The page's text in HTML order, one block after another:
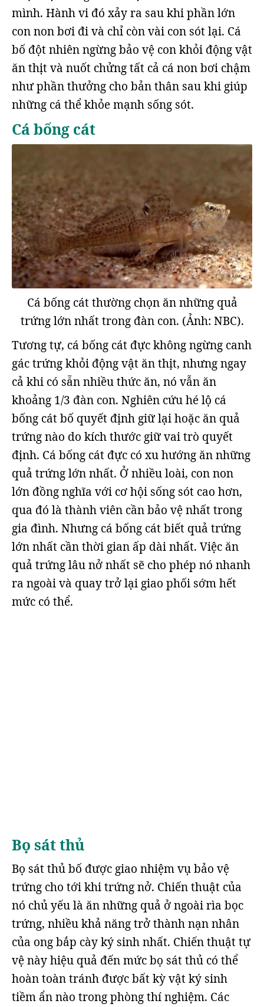
mình. Hành vi đó xảy ra sau khi phần lớn
con non bơi đi và chỉ còn vài con sót lại. Cá
bố đột nhiên ngừng bảo vệ con khỏi động vật
ăn thịt và nuốt chửng tất cả cá non bơi chậm
như phần thưởng cho bản thân sau khi giúp
những cá thể khỏe mạnh sống sót.
Cá bống cát
Cá bống cát thường chọn ăn những quả
trứng lớn nhất trong đàn con. (Ảnh: NBC).
Tương tự, cá bống cát đực không ngừng canh
gác trứng khỏi động vật ăn thịt, nhưng ngay
cả khi có sẵn nhiều thức ăn, nó vẫn ăn
khoảng 1/3 đàn con. Nghiên cứu hé lộ cá
bống cát bố quyết định giữ lại hoặc ăn quả
trứng nào do kích thước giữ vai trò quyết
định. Cá bống cát đực có xu hướng ăn những
quả trứng lớn nhất. Ở nhiều loài, con non
lớn đồng nghĩa với cơ hội sống sót cao hơn,
qua đó là thành viên cần bảo vệ nhất trong
gia đình. Nhưng cá bống cát biết quả trứng
lớn nhất cần thời gian ấp dài nhất. Việc ăn
quả trứng lâu nở nhất sẽ cho phép nó nhanh
ra ngoài và quay trở lại giao phối sớm hết
mức có thể.
Bọ sát thủ
Bọ sát thủ bố được giao nhiệm vụ bảo vệ
trứng cho tới khi trứng nở. Chiến thuật của
nó chủ yếu là ăn những quả ở ngoài rìa bọc
trứng, nhiều khả năng trở thành nạn nhân
của ong bắp cày ký sinh nhất. Chiến thuật tự
vệ này hiệu quả đến mức bọ sát thủ có thể
hoàn toàn tránh được bất kỳ vật ký sinh
tiềm ẩn nào trong phòng thí nghiệm. Các